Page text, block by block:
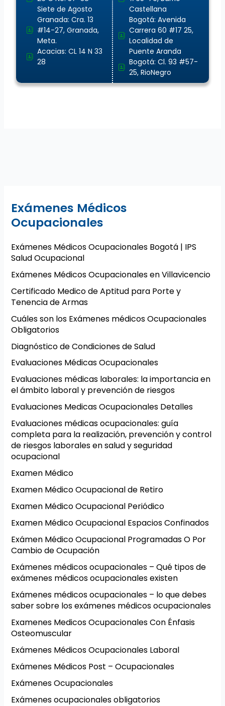
Exámenes Médicos
Ocupacionales
Exámenes Médicos Ocupacionales Bogotá | IPS
Salud Ocupacional
Exámenes Médicos Ocupacionales en Villavicencio
Certificado Medico de Aptitud para Porte y
Tenencia de Armas
Cuáles son los Exámenes médicos Ocupacionales
Obligatorios
Diagnóstico de Condiciones de Salud
Evaluaciones Médicas Ocupacionales
Evaluaciones médicas laborales: la importancia en
el ámbito laboral y prevención de riesgos
Evaluaciones Medicas Ocupacionales Detalles
Evaluaciones médicas ocupacionales: guía
completa para la realización, prevención y control
de riesgos laborales en salud y seguridad
ocupacional
Examen Médico
Examen Médico Ocupacional de Retiro
Examen Médico Ocupacional Periódico
Examen Médico Ocupacional Espacios Confinados
Exámen Médico Ocupacional Programadas O Por
Cambio de Ocupación
Exámenes médicos ocupacionales – Qué tipos de
exámenes médicos ocupacionales existen
Exámenes médicos ocupacionales – lo que debes
saber sobre los exámenes médicos ocupacionales
Examenes Medicos Ocupacionales Con Énfasis
Osteomuscular
Exámenes Médicos Ocupacionales Laboral
Exámenes Médicos Post – Ocupacionales
Exámenes Ocupacionales
Exámenes ocupacionales obligatorios
Siete de Agosto
Granada: Cra. 13
#14-27, Granada,
Meta.
Acacias: CL 14 N 33
28
Castellana
Bogotá: Avenida
Carrera 60 #17 25,
Localidad de
Puente Aranda
Bogotá: Cl. 93 #57-
25, RioNegro